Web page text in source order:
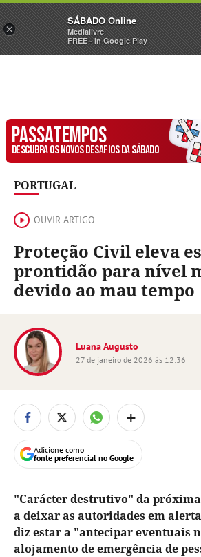
Sábado Assine
PASSATEMPOS
DESCUBRA OS NOVOS DESAFIOS DA SÁBADO
PORTUGAL
OUVIR ARTIGO
Proteção Civil eleva
prontidão para nível
devido ao mau tempo
Luana Augusto
27 de janeiro de 2026 às 12:36
+
Adicione como
fonte preferencial no Google
"Carácter destrutivo" da próxima
a deixar as autoridades em
diz estar a "antecipar eventuais
alojamento de emergência de
×
SÁBADO Online
Medialivre
FREE - In Google Play